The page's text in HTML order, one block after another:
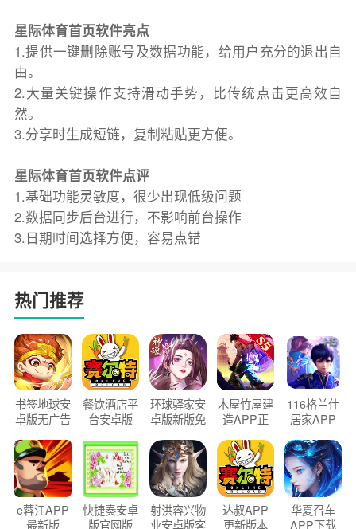
星际体育首页软件亮点
1.提供一键删除账号及数据功能，给用户充分的退出自
由。
2.大量关键操作支持滑动手势，比传统点击更高效自
然。
3.分享时生成短链，复制粘贴更方便。
星际体育首页软件点评
1.基础功能灵敏度，很少出现低级问题
2.数据同步后台进行，不影响前台操作
3.日期时间选择方便，容易点错
热门推荐
书签地球安
卓版无广告
餐饮酒店平
台安卓版
环球驿家安
卓版新版免
木屋竹屋建
造APP正
116格兰仕
居家APP
e蓉江APP
最新版
快捷奏安卓
版官网版
射洪容兴物
业安卓版客
达叔APP
更新版本
华夏召车
APP下载